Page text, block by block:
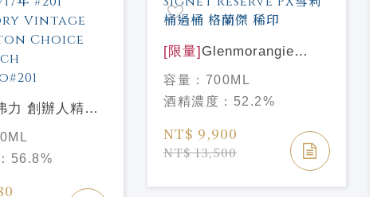
力 創辦人精選
2007/17年 #201
Vintage
Choice
17yo#201
56.8%
[限量] Glenmorangie
Signet Reserve PX雪莉
桶過桶 格蘭傑 稀印
容量： 700ML
酒精濃度： 52.2%
NT$ 9,900
NT$ 13,500